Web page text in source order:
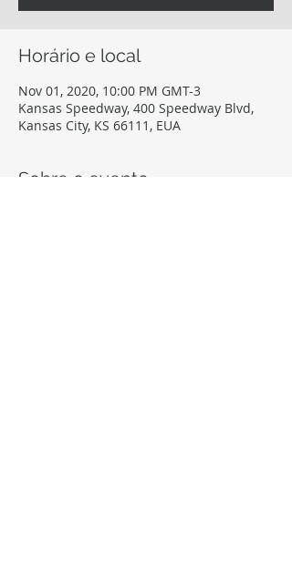
Horário e local
Nov 01, 2020, 10:00 PM GMT-3
Kansas Speedway, 400 Speedway Blvd,
Kansas City, KS 66111, EUA
Sobre o evento